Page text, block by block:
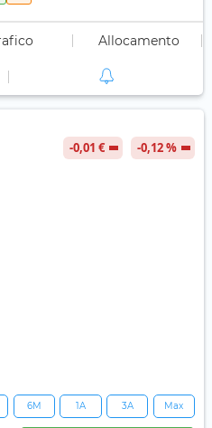
Allocamento
-0,01 €
-0,12 %
6M 1A 3A Max